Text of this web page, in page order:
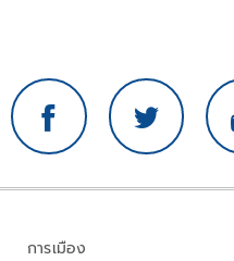
การเมือง